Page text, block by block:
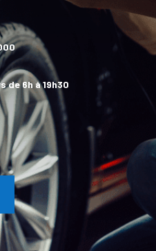
de 6h à 19h30